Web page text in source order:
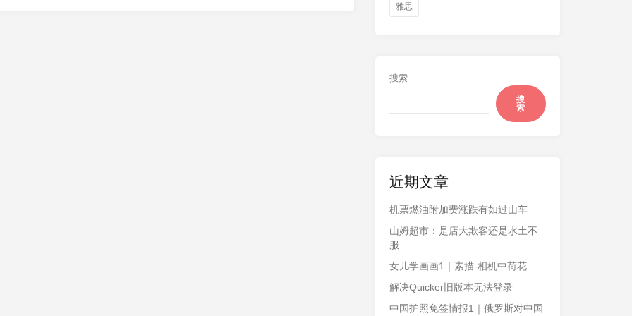
雅思
搜索
搜
索
近期文章
机票燃油附加费涨跌有如过山车
山姆超市：是店大欺客还是水土不
服
女儿学画画1｜素描-相机中荷花
解决Quicker旧版本无法登录
中国护照免签情报1｜俄罗斯对中国